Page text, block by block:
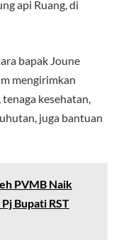
api Ruang, di
bapak Joune
mengirimkan
kesehatan,
juga bantuan
PVMB Naik
Bupati RST